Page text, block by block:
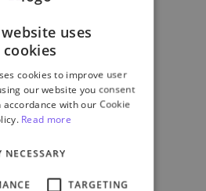
uses
cookies
cookies to improve user
our website you consent
with our Cookie
Read more
NECESSARY
TARGETING